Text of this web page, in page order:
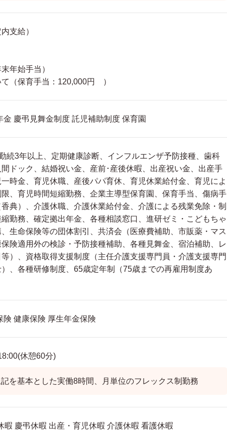
支給）
年始手当）
（保育手当：120,000円 ）
金 慶弔見舞金制度 託児補助制度 保育園
続3年以上、定期健康診断、インフルエンザ予防接種、歯科
ドック、結婚祝い金、産前･産後休暇、出産祝い金、出産手
時金、育児休職、産後パパ育休、育児休業給付金、育児によ
、育児時間短縮勤務、企業主導型保育園、保育手当、傷病手
典）、介護休職、介護休業給付金、介護による残業免除・制
勤務、確定拠出年金、各種相談窓口、進研ゼミ・こどもちゃ
生命保険等の団体割引、共済会（医療費補助、市販薬・マス
険適用外の検診・予防接種補助、各種見舞金、宿泊補助、レ
）、資格取得支援制度（主任介護支援専門員・介護支援専門
）、各種研修制度、65歳定年制（75歳までの再雇用制度あ
険 健康保険 厚生年金保険
休憩60分)
を基本とした実働8時間、月単位のフレックス制勤務
暇 慶弔休暇 出産・育児休暇 介護休暇 看護休暇